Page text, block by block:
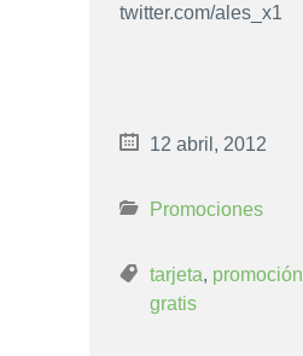
twitter.com/ales_x1
12 abril, 2012
Promociones
tarjeta, promoción
gratis